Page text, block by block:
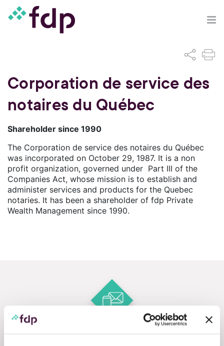
Corporation de service des
notaires du Québec
Shareholder since 1990
The Corporation de service des notaires du Québec
was incorporated on October 29, 1987. It is a non
profit organization, governed under Part III of the
Companies Act, whose mission is to establish and
administer services and products for the Quebec
notaries. It has been a shareholder of fdp Private
Wealth Management since 1990.